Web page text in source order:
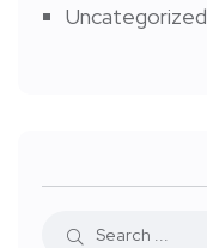
Uncategorized